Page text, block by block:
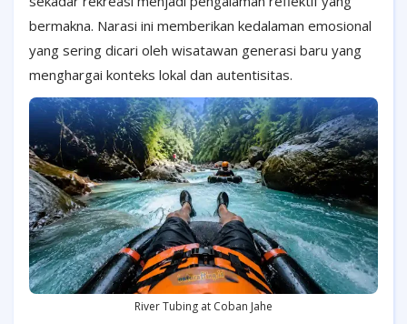
bermakna. Narasi ini memberikan kedalaman emosional
yang sering dicari oleh wisatawan generasi baru yang
menghargai konteks lokal dan autentisitas.
River Tubing at Coban Jahe